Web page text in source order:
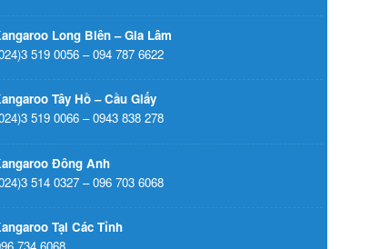
Long Biên – Gia Lâm
519 0056 – 094 787 6622
Tây Hồ – Cầu Giấy
519 0066 – 0943 838 278
Đông Anh
514 0327 – 096 703 6068
Tại Các Tỉnh